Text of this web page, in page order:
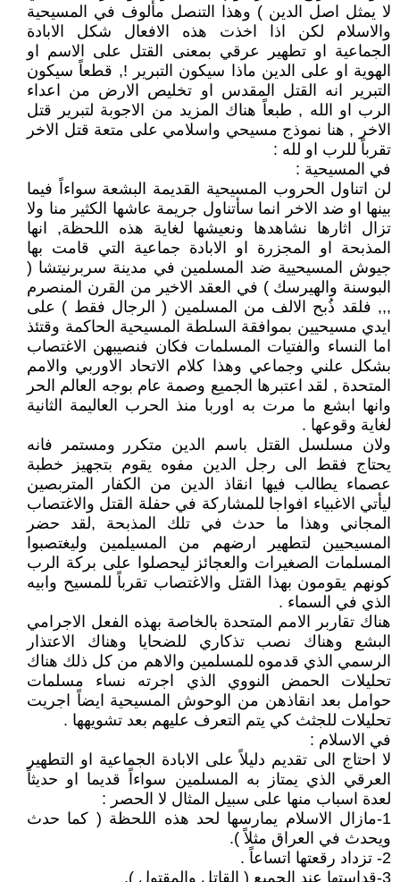
لا يمثل اصل الدين ) وهذا التنصل مألوف في المسيحية
والاسلام لكن اذا اخذت هذه الافعال شكل الابادة
الجماعية او تطهير عرقي بمعنى القتل على الاسم او
الهوية او على الدين ماذا سيكون التبرير !, قطعاً سيكون
التبرير انه القتل المقدس او تخليص الارض من اعداء
الرب او الله , طبعاً هناك المزيد من الاجوبة لتبرير قتل
الاخر , هنا نموذج مسيحي واسلامي على متعة قتل الاخر
تقرباً للرب او لله :
في المسيحية :
لن اتناول الحروب المسيحية القديمة البشعة سواءاً فيما
بينها او ضد الاخر انما سأتناول جريمة عاشها الكثير منا ولا
تزال اثارها نشاهدها ونعيشها لغاية هذه اللحظة, انها
المذبحة او المجزرة او الابادة جماعية التي قامت بها
جيوش المسيحيية ضد المسلمين في مدينة سربرنيتشا (
البوسنة والهيرسك ) في العقد الاخير من القرن المنصرم
,,, فلقد ذُبح الالف من المسلمين ( الرجال فقط ) على
ايدي مسيحيين بموافقة السلطة المسيحية الحاكمة وقتئذ
اما النساء والفتيات المسلمات فكان فنصيبهن الاغتصاب
بشكل علني وجماعي وهذا كلام الاتحاد الاوربي والامم
المتحدة , لقد اعتبرها الجميع وصمة عام بوجه العالم الحر
وانها ابشع ما مرت به اوربا منذ الحرب العاليمة الثانية
لغاية وقوعها .
ولان مسلسل القتل باسم الدين متكرر ومستمر فانه
يحتاج فقط الى رجل الدين مفوه يقوم بتجهيز خطبة
عصماء يطالب فيها انقاذ الدين من الكفار المتربصين
ليأتي الاغبياء افواجا للمشاركة في حفلة القتل والاغتصاب
المجاني وهذا ما حدث في تلك المذبحة ,لقد حضر
المسيحيين لتطهير ارضهم من المسيلمين وليغتصبوا
المسلمات الصغيرات والعجائز ليحصلوا على بركة الرب
كونهم يقومون بهذا القتل والاغتصاب تقرباً للمسيح وابيه
الذي في السماء .
هناك تقاربر الامم المتحدة بالخاصة بهذه الفعل الاجرامي
البشع وهناك نصب تذكاري للضحايا وهناك الاعتذار
الرسمي الذي قدموه للمسلمين والاهم من كل ذلك هناك
تحليلات الحمض النووي الذي اجرته نساء مسلمات
حوامل بعد انقاذهن من الوحوش المسيحية ايضاً اجريت
تحليلات للجثث كي يتم التعرف عليهم بعد تشويهها .
في الاسلام :
لا احتاج الى تقديم دليلاً على الابادة الجماعية او التطهير
العرقي الذي يمتاز به المسلمين سواءاً قديما او حديثاً
لعدة اسباب منها على سبيل المثال لا الحصر :
1-مازال الاسلام يمارسها لحد هذه اللحظة ( كما حدث
ويحدث في العراق مثلاً ).
2- تزداد رقعتها اتساعاً .
3-قداستها عند الجميع ( القاتل والمقتول ).